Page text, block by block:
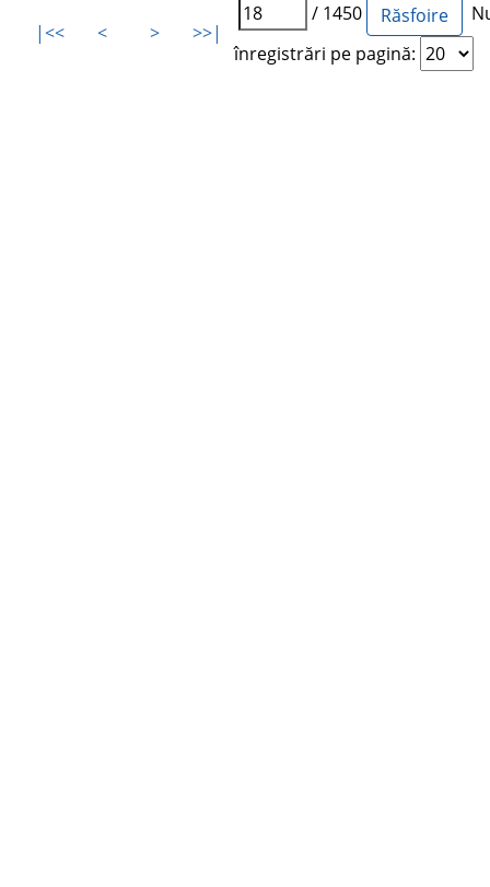
|<< < > >>|
/ 1450
înregistrări pe pagină: